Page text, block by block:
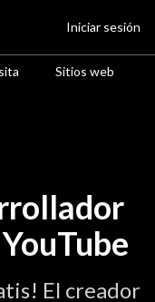
Sitios web
Iniciar sesión
El creador